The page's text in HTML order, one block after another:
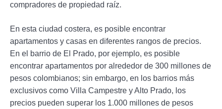
compradores de propiedad raíz.
En esta ciudad costera, es posible encontrar
apartamentos y casas en diferentes rangos de precios.
En el barrio de El Prado, por ejemplo, es posible
encontrar apartamentos por alrededor de 300 millones de
pesos colombianos; sin embargo, en los barrios más
exclusivos como Villa Campestre y Alto Prado, los
precios pueden superar los 1.000 millones de pesos